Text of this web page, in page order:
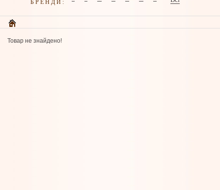
БРЕНДИ:
Товар не знайдено!